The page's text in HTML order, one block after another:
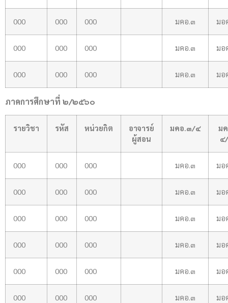
000 000 000 มคอ.๓ มอ
000 000 000 มคอ.๓ มอ
000 000 000 มคอ.๓ มอ
ภาคการศึกษาที่ ๒/๒๕๖๐
รายวิชา รหัส หน่วยกิต
อาจารย์
ผู้สอน
มคอ.๓/๔
ม
๔
000 000 000 มคอ.๓ มอ
000 000 000 มคอ.๓ มอ
000 000 000 มคอ.๓ มอ
000 000 000 มคอ.๓ มอ
000 000 000 มคอ.๓ มอ
000 000 000 มคอ.๓ มอ